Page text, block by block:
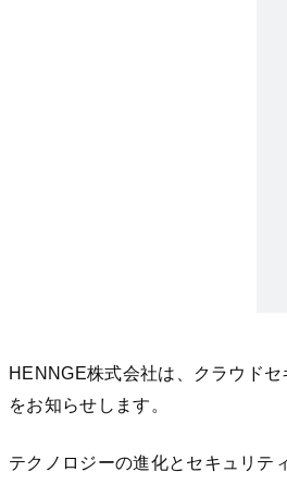
HENNGE株式会社は、クラウド
をお知らせします。
テクノロジーの進化とセキュリテ